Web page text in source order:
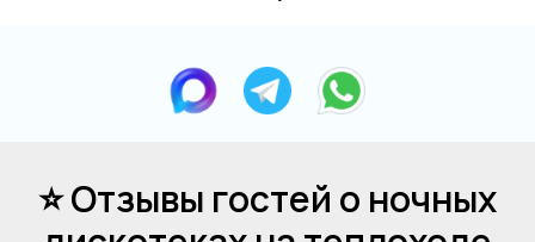
⭐ Отзывы гостей о ночных